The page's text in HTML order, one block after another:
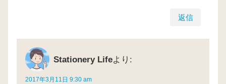
返信
Stationery Lifeより:
2017年3月11日 9:30 am